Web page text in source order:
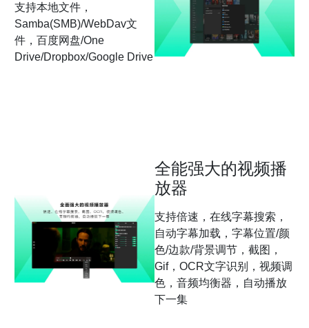
支持本地文件，
Samba(SMB)/WebDav文
件，百度网盘/One
Drive/Dropbox/Google Drive
全能强大的视频播
放器
支持倍速，在线字幕搜索，
自动字幕加载，字幕位置/颜
色/边款/背景调节，截图，
Gif，OCR文字识别，视频调
色，音频均衡器，自动播放
下一集